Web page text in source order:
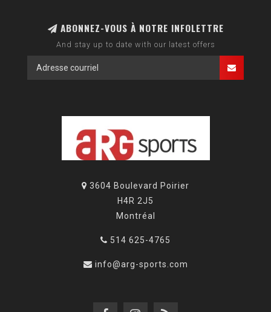
ABONNEZ-VOUS À NOTRE INFOLETTRE
And stay up to date with our latest offers
3604 Boulevard Poirier
H4R 2J5
Montréal
514 625-4765
info@arg-sports.com